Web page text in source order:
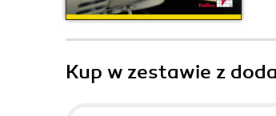
Kup w zestawie z